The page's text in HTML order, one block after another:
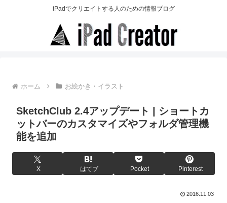
iPadでクリエイトする人のための情報ブログ
ホーム お絵かき・イラスト
SketchClub 2.4アップデート | ショートカ
ットバーのカスタマイズやフォルダ管理機
能を追加
X はてブ Pocket Pinterest
2016.11.03